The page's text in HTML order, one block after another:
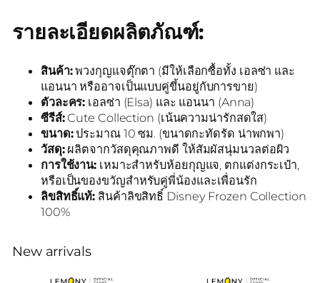
รายละเอียดผลิตภัณฑ์:
สินค้า:พวงกุญแจตุ๊กตา (มีให้เลือกซื้อทั้ง เอลซ่า และ
แอนนา หรืออาจเป็นแบบคู่ขึ้นอยู่กับการขาย)
ตัวละคร: เอลซ่า (Elsa) และ แอนนา (Anna)
ซีรีส์:Cute Collection (เน้นความน่ารักสดใส)
ขนาด:ประมาณ 10 ซม. (ขนาดกะทัดรัด น่าพกพา)
วัสดุ:ผลิตจากวัสดุคุณภาพดี ให้สัมผัสนุ่มนวลต่อผิว
การใช้งาน: เหมาะสำหรับห้อยกุญแจ, ตกแต่งกระเป๋า,
หรือเป็นของขวัญสำหรับคู่พี่น้องและเพื่อนรัก
ลิขสิทธิ์แท้: สินค้าลิขสิทธิ์ Disney Frozen Collection
100%
New arrivals